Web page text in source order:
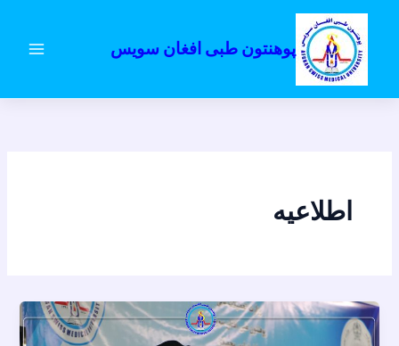
پوهنتون طبی افغان سویس
اطلاعیه